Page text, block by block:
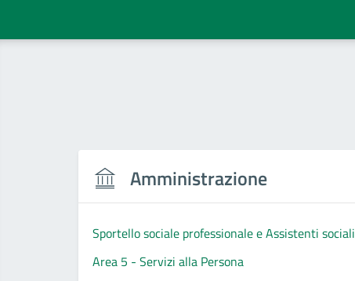
Amministrazione
Sportello sociale professionale e Assistenti sociali
Area 5 - Servizi alla Persona